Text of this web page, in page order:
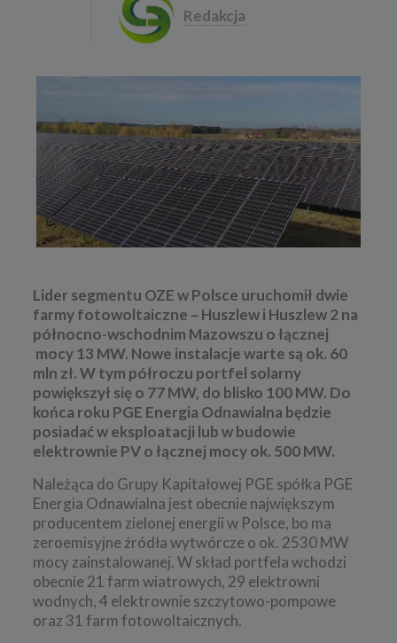
Redakcja
Lider segmentu OZE w Polsce uruchomił dwie
farmy fotowoltaiczne – Huszlew i Huszlew 2 na
północno-wschodnim Mazowszu o łącznej
mocy 13 MW. Nowe instalacje warte są ok. 60
mln zł. W tym półroczu portfel solarny
powiększył się o 77 MW, do blisko 100 MW. Do
końca roku PGE Energia Odnawialna będzie
posiadać w eksploatacji lub w budowie
elektrownie PV o łącznej mocy ok. 500 MW.
Należąca do Grupy Kapitałowej PGE spółka PGE
Energia Odnawialna jest obecnie największym
producentem zielonej energii w Polsce, bo ma
zeroemisyjne źródła wytwórcze o ok. 2530 MW
mocy zainstalowanej. W skład portfela wchodzi
obecnie 21 farm wiatrowych, 29 elektrowni
wodnych, 4 elektrownie szczytowo-pompowe
oraz 31 farm fotowoltaicznych.